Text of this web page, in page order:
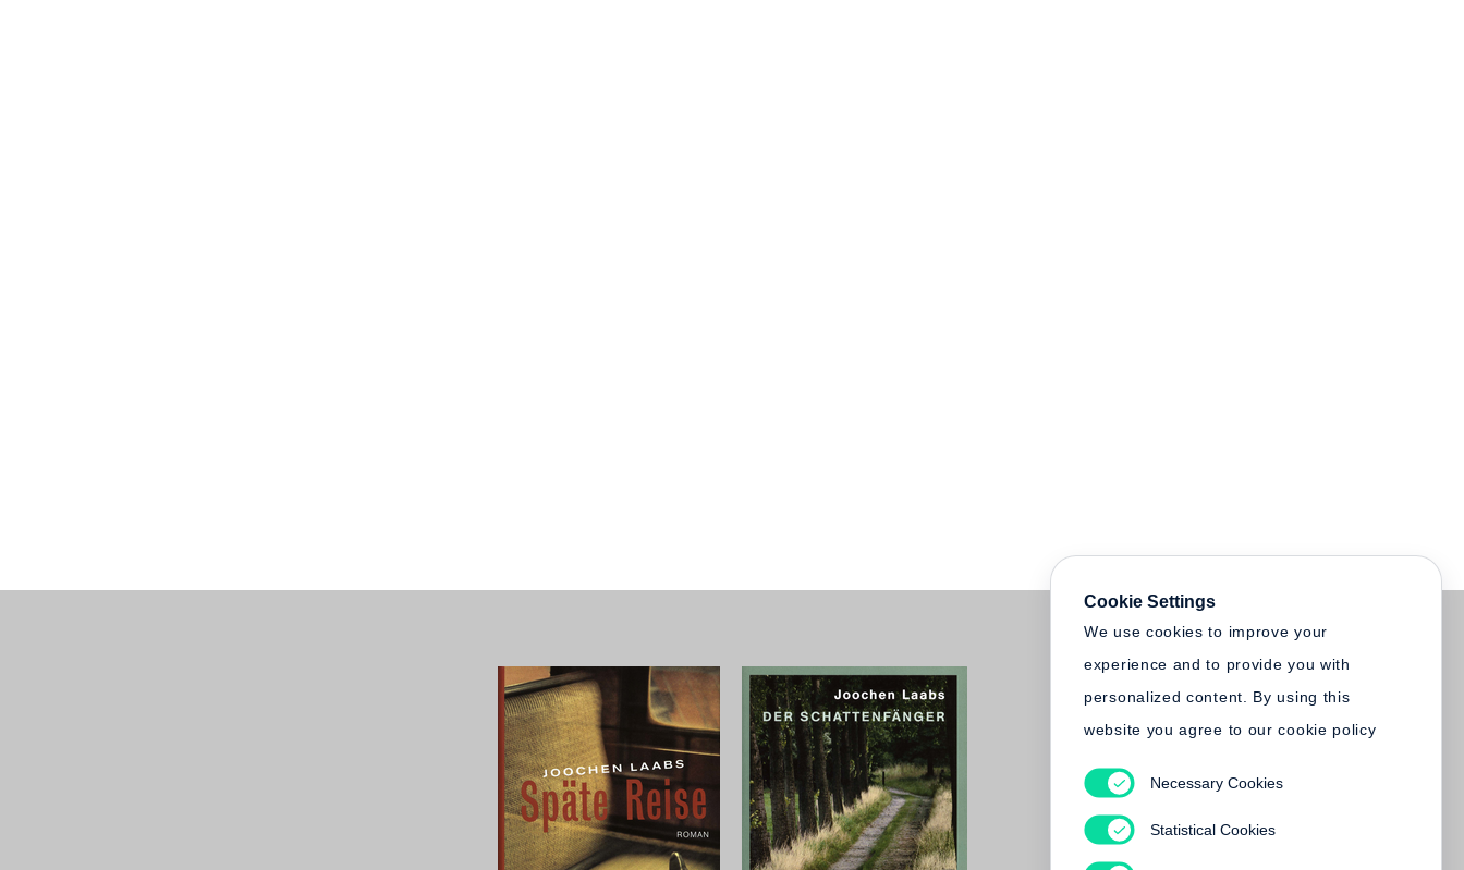
Cookie Settings
We use cookies to improve your
experience and to provide you with
personalized content. By using this
website you agree to our cookie policy
Necessary Cookies
Statistical Cookies